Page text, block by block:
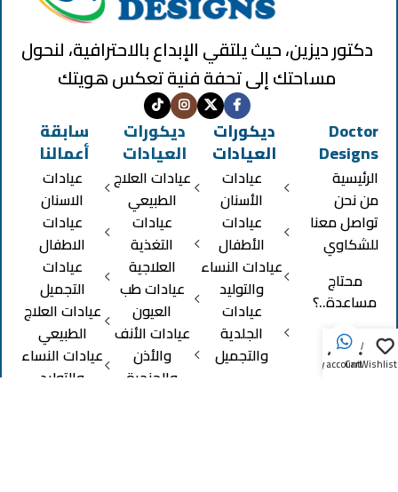
دكتور ديزين، حيث يلتقي الإبداع بالاحترافية، لنحول
مساحتك إلى تحفة فنية تعكس هويتك
Doctor
Designs
الرئيسية
من نحن
تواصل معنا
للشكاوي
ديكورات
العيادات
عيادات
الأسنان
عيادات
الأطفال
عيادات النساء
والتوليد
عيادات
الجلدية
والتجميل
ديكورات
العيادات
عيادات العلاج
الطبيعي
عيادات
التغذية
العلاجية
عيادات طب
العيون
عيادات الأنف
والأذن
والحنجرة
سابقة
أعمالنا
عيادات
الاسنان
عيادات
الاطفال
عيادات
التجميل
عيادات العلاج
الطبيعي
عيادات النساء
والتوليد
محتاج
مساعدة..؟
Wishlist
0
Cart
My account